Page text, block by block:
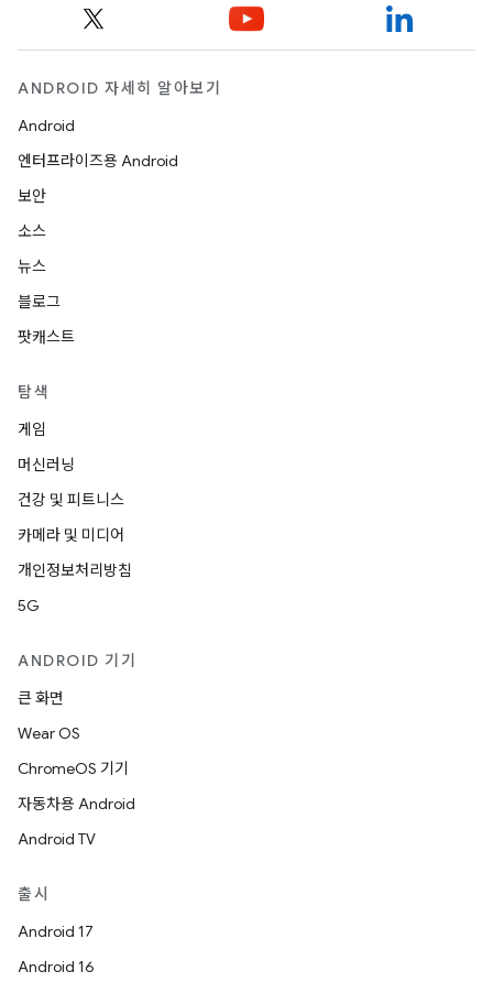
ANDROID 자세히 알아보기
Android
엔터프라이즈용 Android
보안
소스
뉴스
블로그
팟캐스트
탐색
게임
머신러닝
건강 및 피트니스
카메라 및 미디어
개인정보처리방침
5G
ANDROID 기기
큰 화면
Wear OS
ChromeOS 기기
자동차용 Android
Android TV
출시
Android 17
Android 16